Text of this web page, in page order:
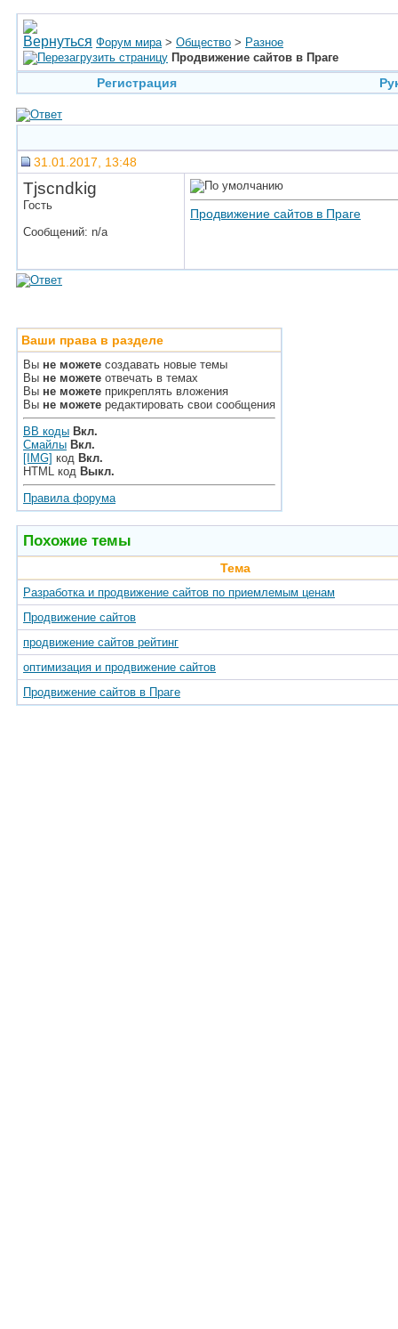
Форум мира > Общество > Разное
Продвижение сайтов в Праге
Регистрация
31.01.2017, 13:48
Tjscndkig
Гость
Сообщений: n/a
Продвижение сайтов в Праге
Ваши права в разделе
Вы не можете создавать новые темы
Вы не можете отвечать в темах
Вы не можете прикреплять вложения
Вы не можете редактировать свои сообщения
BB коды Вкл.
Смайлы Вкл.
[IMG] код Вкл.
HTML код Выкл.
Правила форума
Похожие темы
Тема
Разработка и продвижение сайтов по приемлемым ценам
Продвижение сайтов
продвижение сайтов рейтинг
оптимизация и продвижение сайтов
Продвижение сайтов в Праге